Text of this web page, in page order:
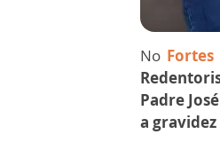
No Fortes
Padre
a